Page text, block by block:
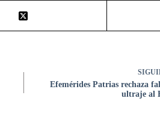
Efemérides Patrias rechaza
ultraje al